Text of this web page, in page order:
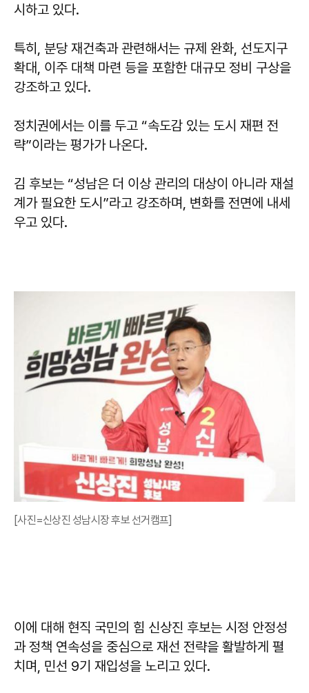
시하고 있다.
특히, 분당 재건축과 관련해서는 규제 완화, 선도지구
확대, 이주 대책 마련 등을 포함한 대규모 정비 구상을
강조하고 있다.
정치권에서는 이를 두고 “속도감 있는 도시 재편 전
략”이라는 평가가 나온다.
김 후보는 “성남은 더 이상 관리의 대상이 아니라 재설
계가 필요한 도시”라고 강조하며, 변화를 전면에 내세
우고 있다.
[사진=신상진 성남시장 후보 선거캠프]
이에 대해 현직 국민의 힘 신상진 후보는 시정 안정성
과 정책 연속성을 중심으로 재선 전략을 활발하게 펼
치며, 민선 9기 재입성을 노리고 있다.